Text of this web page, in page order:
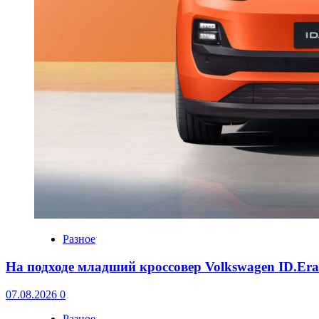
Разное
На подходе младший кроссовер Volkswagen
07.08.2026 0